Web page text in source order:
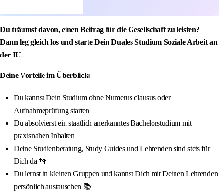
Du träumst davon, einen Beitrag für die Gesellschaft zu leisten?
Dann leg gleich los und starte Dein Duales Studium Soziale Arbeit an
der IU.
Deine Vorteile im Überblick:
Du kannst Dein Studium ohne Numerus clausus oder
Aufnahmeprüfung starten
Du absolvierst ein staatlich anerkanntes Bachelorstudium mit
praxisnahen Inhalten
Deine Studienberatung, Study Guides und Lehrenden sind stets für
Dich da 👫
Du lernst in kleinen Gruppen und kannst Dich mit Deinen Lehrenden
persönlich austauschen 📚